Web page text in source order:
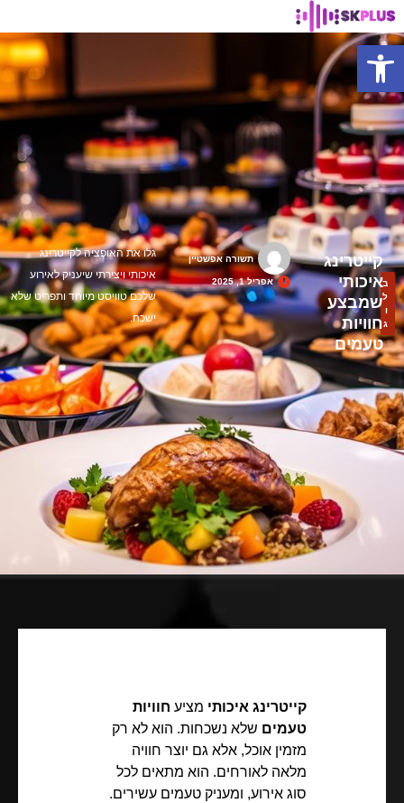
ב
ל
ו
ג
קייטרינג
איכותי
שמבצע
חוויות
טעמים
תשורה אפשטיין
אפריל 1, 2025
גלו את האופציה לקייטרינג
איכותי ויצירתי שיעניק לאירוע
שלכם טוויסט מיוחד ותפריט שלא
ישכח.
קייטרינג איכותי מציע חוויות
טעמים שלא נשכחות. הוא לא רק
מזמין אוכל, אלא גם יוצר חוויה
מלאה לאורחים. הוא מתאים לכל
סוג אירוע, ומעניק טעמים עשירים.
פתח סרגל נגישות